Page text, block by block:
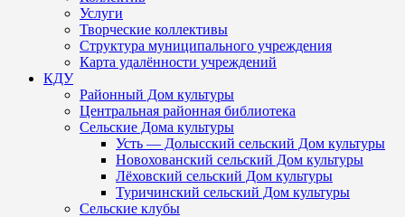
Услуги
Творческие коллективы
Структура муниципального учреждения
Карта удалённости учреждений
КДУ
Районный Дом культуры
Центральная районная библиотека
Сельские Дома культуры
Усть — Долысский сельский Дом культуры
Новохованский сельский Дом культуры
Лёховский сельский Дом культуры
Туричинский сельский Дом культуры
Сельские клубы